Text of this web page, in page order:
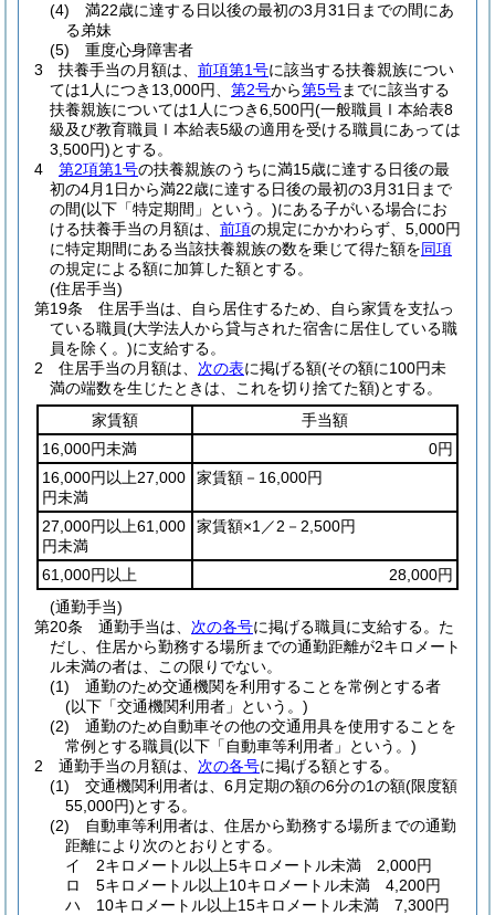
(4)
満22歳に達する日以後の最初の3月31日までの間にあ
る弟妹
(5)
重度心身障害者
3
扶養手当の月額は、 前項第1号に該当する扶養親族につい
ては1人につき13,000円、 第2号から第5号までに該当する
扶養親族については1人につき6,500円(一般職員Ⅰ本給表8
級及び教育職員Ⅰ本給表5級の適用を受ける職員にあっては
3,500円)とする。
4
第2項第1号の扶養親族のうちに満15歳に達する日後の最
初の4月1日から満22歳に達する日後の最初の3月31日まで
の間(以下「特定期間」という。)にある子がいる場合にお
ける扶養手当の月額は、 前項の規定にかかわらず、5,000円
に特定期間にある当該扶養親族の数を乗じて得た額を同項
の規定による額に加算した額とする。
(住居手当)
第19条
住居手当は、自ら居住するため、自ら家賃を支払っ
ている職員(大学法人から貸与された宿舎に居住している職
員を除く。)に支給する。
2
住居手当の月額は、 次の表に掲げる額(その額に100円未
満の端数を生じたときは、これを切り捨てた額)とする。
家賃額
手当額
16,000円未満
0円
16,000円以上27,000
円未満
家賃額－16,000円
27,000円以上61,000
円未満
家賃額×1／2－2,500円
61,000円以上
28,000円
(通勤手当)
第20条
通勤手当は、 次の各号に掲げる職員に支給する。 た
だし、住居から勤務する場所までの通勤距離が2キロメート
ル未満の者は、この限りでない。
(1)
通勤のため交通機関を利用することを常例とする者
(以下「交通機関利用者」という。)
(2)
通勤のため自動車その他の交通用具を使用することを
常例とする職員(以下「自動車等利用者」という。)
2
通勤手当の月額は、 次の各号に掲げる額とする。
(1)
交通機関利用者は、6月定期の額の6分の1の額(限度額
55,000円)とする。
(2)
自動車等利用者は、住居から勤務する場所までの通勤
距離により次のとおりとする。
イ
2キロメートル以上5キロメートル未満 2,000円
ロ
5キロメートル以上10キロメートル未満 4,200円
ハ
10キロメートル以上15キロメートル未満 7,300円